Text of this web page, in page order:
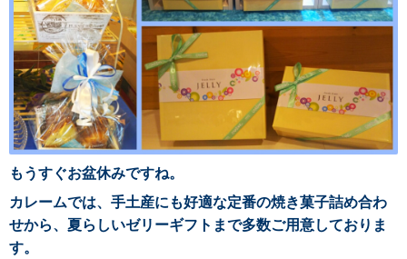
もうすぐお盆休みですね。
カレームでは、手土産にも好適な定番の焼き菓子詰め合わ
せから、夏らしいゼリーギフトまで多数ご用意しておりま
す。